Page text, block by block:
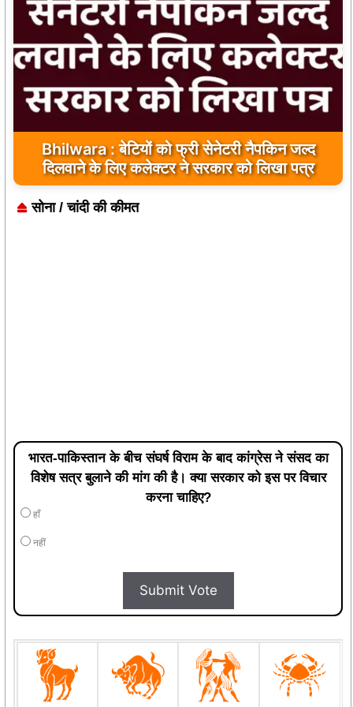
Bhilwara : बेटियों को फ्री सेनेटरी नैपकिन जल्द
दिलवाने के लिए कलेक्टर ने सरकार को लिखा पत्र
Bhilwara : सभी निर्माण कार्य गुणवत्तापूर्ण हो, क्वालिटी से
कोई समझौता नहीं किया जाए: संजय माथुर
सोना / चांदी की कीमत
भारत-पाकिस्तान के बीच संघर्ष विराम के बाद कांग्रेस ने संसद का
विशेष सत्र बुलाने की मांग की है। क्या सरकार को इस पर विचार
करना चाहिए?
हाँ
नहीं
Submit Vote